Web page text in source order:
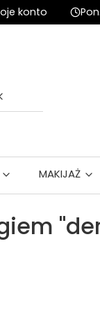
konto
MAKIJAŻ